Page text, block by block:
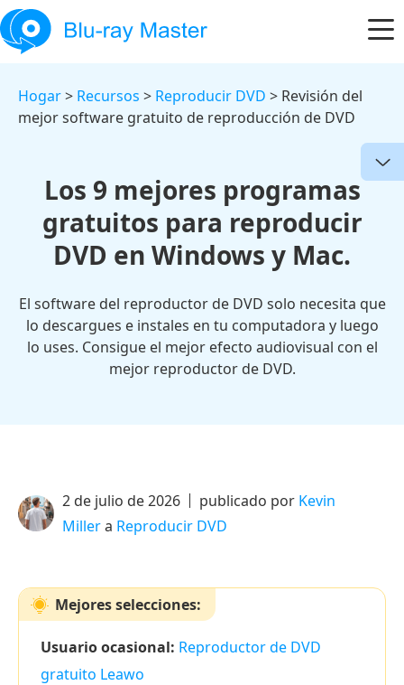
Hogar> Recursos > Reproducir DVD > Revisión del
mejor software gratuito de reproducción de DVD
Los 9 mejores programas
gratuitos para reproducir
DVD en Windows y Mac.
El software del reproductor de DVD solo necesita que
lo descargues e instales en tu computadora y luego
lo uses. Consigue el mejor efecto audiovisual con el
mejor reproductor de DVD.
2 de julio de 2026 publicado por Kevin
Millera Reproducir DVD
Mejores selecciones:
Usuario ocasional: Reproductor de DVD
gratuito Leawo